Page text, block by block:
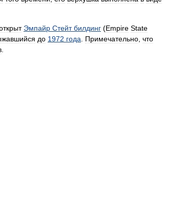
Эмпайр Стейт билдинг (Empire State
до 1972 года. Примечательно, что
.